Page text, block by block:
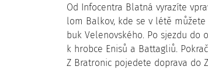
Od Infocentra Blatná vyrazíte
lom Balkov, kde se v létě
buk Velenovského. Po sjezdu do
k hrobce Enisů a Battagliů.
Z Bratronic pojedete doprava do